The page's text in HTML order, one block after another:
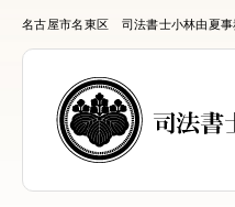
名古屋市名東区 司法書士小林由